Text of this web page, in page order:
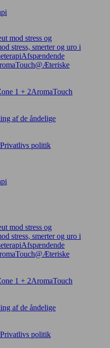
mod stress og
stress, smerter og uro i
Afspændende
Æteriske
1 + 2AromaTouch
af de åndelige
Privatlivs politik
mod stress og
stress, smerter og uro i
Afspændende
Æteriske
1 + 2AromaTouch
af de åndelige
Privatlivs politik